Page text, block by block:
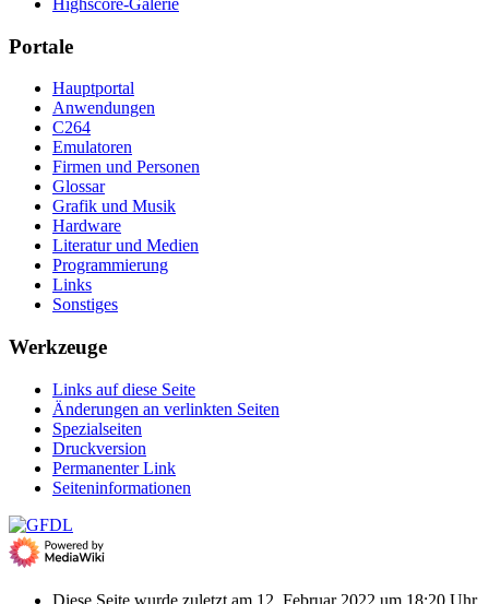
Highscore-Galerie
Portale
Hauptportal
Anwendungen
C264
Emulatoren
Firmen und Personen
Glossar
Grafik und Musik
Hardware
Literatur und Medien
Programmierung
Links
Sonstiges
Werkzeuge
Links auf diese Seite
Änderungen an verlinkten Seiten
Spezialseiten
Druckversion
Permanenter Link
Seiten­­informationen
Diese Seite wurde zuletzt am 12. Februar 2022 um 18:20 Uhr